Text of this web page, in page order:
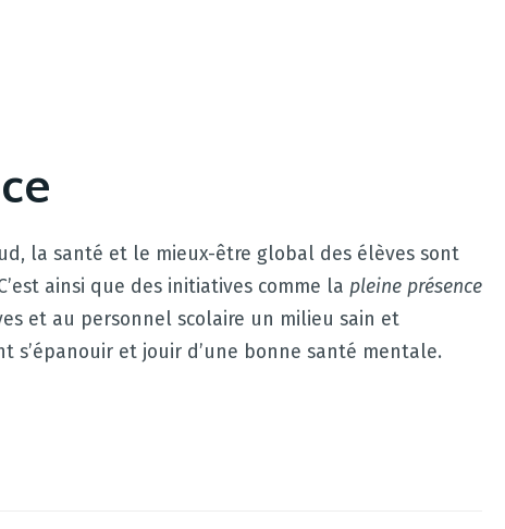
la santé et le mieux-être global des élèves sont
ainsi que des initiatives comme la pleine présence
et au personnel scolaire un milieu sain et
s’épanouir et jouir d’une bonne santé mentale.